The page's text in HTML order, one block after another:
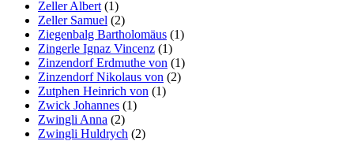
Zeller Albert (1)
Zeller Samuel (2)
Ziegenbalg Bartholomäus (1)
Zingerle Ignaz Vincenz (1)
Zinzendorf Erdmuthe von (1)
Zinzendorf Nikolaus von (2)
Zutphen Heinrich von (1)
Zwick Johannes (1)
Zwingli Anna (2)
Zwingli Huldrych (2)